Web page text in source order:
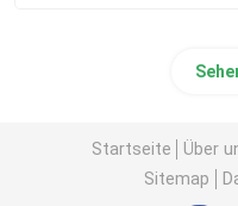
Startseite Über
Sitemap